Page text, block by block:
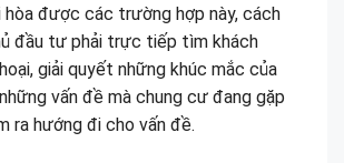
hòa được các trường hợp này, cách
đầu tư phải trực tiếp tìm khách
giải quyết những khúc mắc của
vấn đề mà chung cư đang gặp
ra hướng đi cho vấn đề.